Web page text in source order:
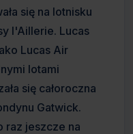
się na lotnisku
l'Aillerie. Lucas
Lucas Air
lotami
się całoroczna
Gatwick.
raz jeszcze na